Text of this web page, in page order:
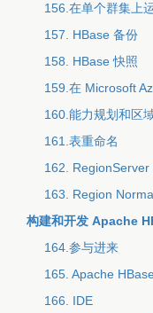
156.在单个群集上
157. HBase 备份
158. HBase 快照
159.在 Microsoft
160.能力规划和区
161.表重命名
162. RegionServer
163. Region
构建和开发 Apache
164.参与进来
165. Apache
166. IDE